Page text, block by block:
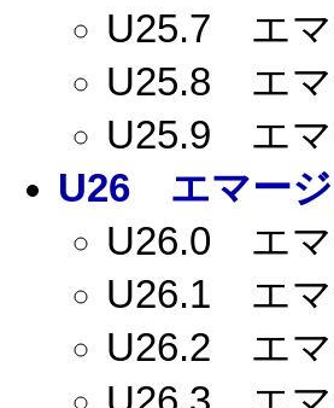
U25.7 エマ
U25.8 エマ
U25.9 エマ
U26 エマージ
U26.0 エマ
U26.1 エマ
U26.2 エマ